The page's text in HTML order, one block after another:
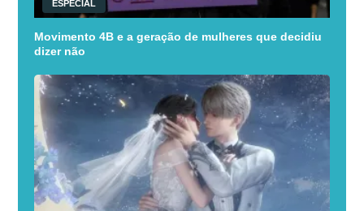
ESPECIAL
Movimento 4B e a geração de mulheres que decidiu
dizer não